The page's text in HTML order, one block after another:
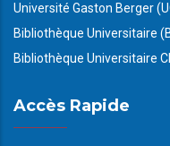
Université Gaston Berger
Bibliothèque Universitaire
Bibliothèque Universitaire
Accès Rapide